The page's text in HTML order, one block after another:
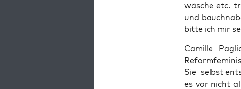
wä­sche etc.
und
bit­te ich mir
Camil­le
Sie selbst
es vor nicht